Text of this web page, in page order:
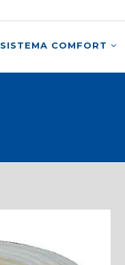
SISTEMA COMFORT